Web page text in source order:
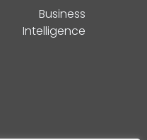
Business
Intelligence